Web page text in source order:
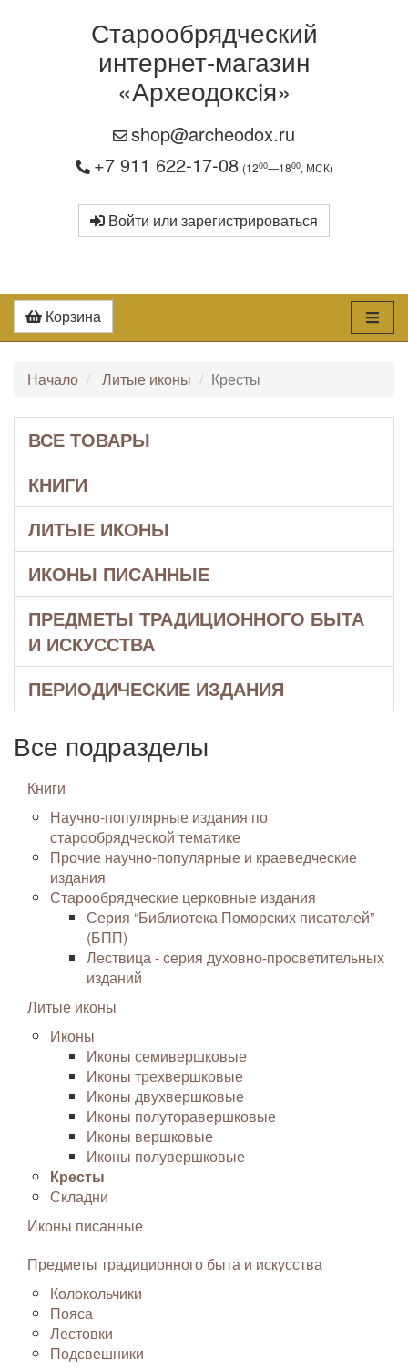
Старообрядческий
интернет-магазин
«Археодоксiя»
shop@archeodox.ru
+7 911 622-17-08 (1200—1800, МСК)
Войти или зарегистрироваться
Корзина
Начало Литые иконы Кресты
ВСЕ ТОВАРЫ
КНИГИ
ЛИТЫЕ ИКОНЫ
ИКОНЫ ПИСАННЫЕ
ПРЕДМЕТЫ ТРАДИЦИОННОГО БЫТА
И ИСКУССТВА
ПЕРИОДИЧЕСКИЕ ИЗДАНИЯ
Все подразделы
Книги
Научно-популярные издания по
старообрядческой тематике
Прочие научно-популярные и краеведческие
издания
Старообрядческие церковные издания
Серия “Библиотека Поморских писателей”
(БПП)
Лествица - серия духовно-просветительных
изданий
Литые иконы
Иконы
Иконы семивершковые
Иконы трехвершковые
Иконы двухвершковые
Иконы полуторавершковые
Иконы вершковые
Иконы полувершковые
Кресты
Складни
Иконы писанные
Предметы традиционного быта и искусства
Колокольчики
Пояса
Лестовки
Подсвешники